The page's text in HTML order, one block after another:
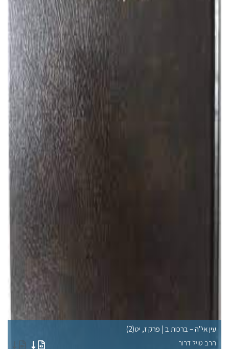
עין אי"ה – ברכות ב | פרק ז, יט(2)
הרב טויל דרור